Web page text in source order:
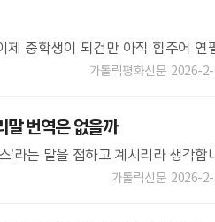
제 중학생이 되건만 아직 힘주어 연
적 없다. 비장애인 아이라면 초등학
가톨릭평화신문 2026-2-
번역은 없을까
’라는 말을 접하고 계시리라 생각합
더라?’ 하고 다시 생각하게 되곤 합
가톨릭신문 2026-